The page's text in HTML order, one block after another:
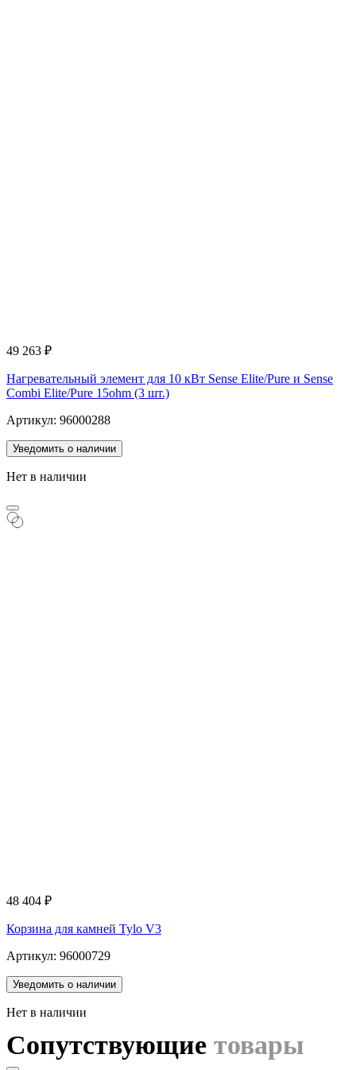
49 263 ₽
Нагревательный элемент для 10 кВт Sense Elite/Pure и Sense
Combi Elite/Pure 15ohm (3 шт.)
Артикул: 96000288
Уведомить о наличии
Нет в наличии
48 404 ₽
Корзина для камней Tylo V3
Артикул: 96000729
Уведомить о наличии
Нет в наличии
Сопутствующие товары